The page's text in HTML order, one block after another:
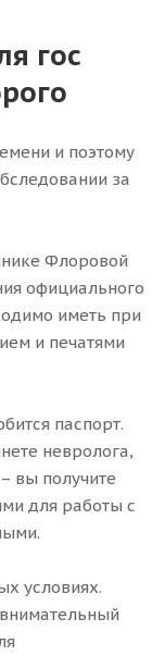
гос
и поэтому
за
Флоровой
официального
иметь при
и печатями
паспорт.
невролога,
вы получите
для работы с
условиях.